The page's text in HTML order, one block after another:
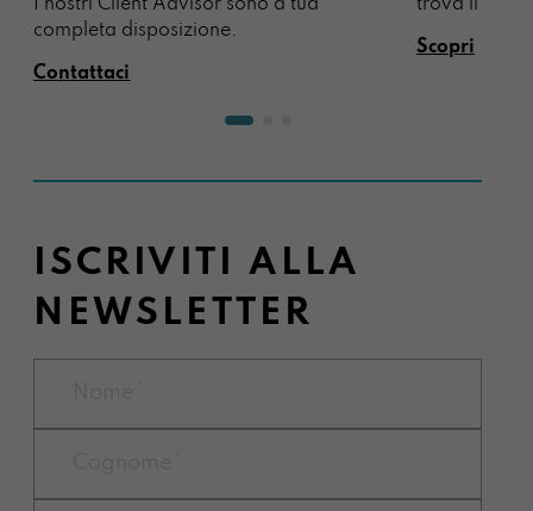
I nostri Client Advisor sono a tua
completa disposizione.
Contattaci
trova il
Scopri
ISCRIVITI ALLA
NEWSLETTER